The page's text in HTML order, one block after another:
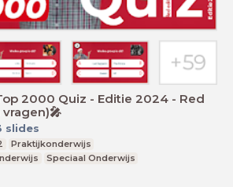
2000 Quiz - Editie 2024 - Red
slides
Praktijkonderwijs
Speciaal Onderwijs